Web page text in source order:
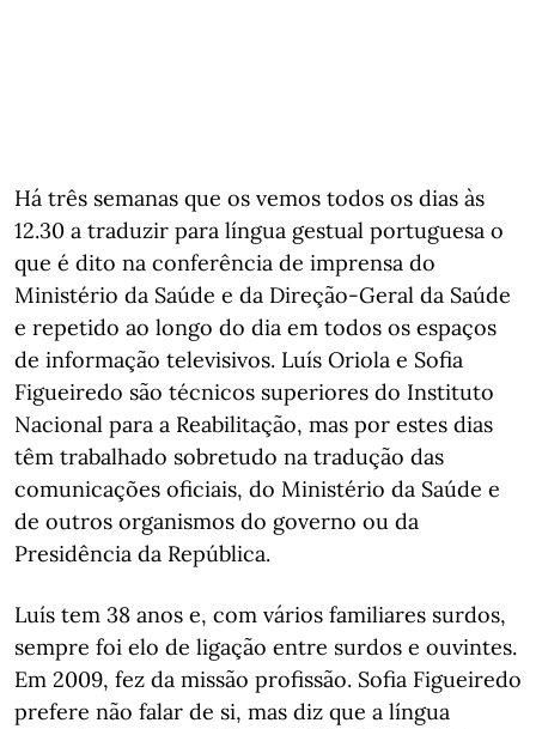
Há três semanas que os vemos todos os dias às
12.30 a traduzir para língua gestual portuguesa o
que é dito na conferência de imprensa do
Ministério da Saúde e da Direção-Geral da Saúde
e repetido ao longo do dia em todos os espaços
de informação televisivos. Luís Oriola e Sofia
Figueiredo são técnicos superiores do Instituto
Nacional para a Reabilitação, mas por estes dias
têm trabalhado sobretudo na tradução das
comunicações oficiais, do Ministério da Saúde e
de outros organismos do governo ou da
Presidência da República.
Luís tem 38 anos e, com vários familiares surdos,
sempre foi elo de ligação entre surdos e ouvintes.
Em 2009, fez da missão profissão. Sofia Figueiredo
prefere não falar de si, mas diz que a língua